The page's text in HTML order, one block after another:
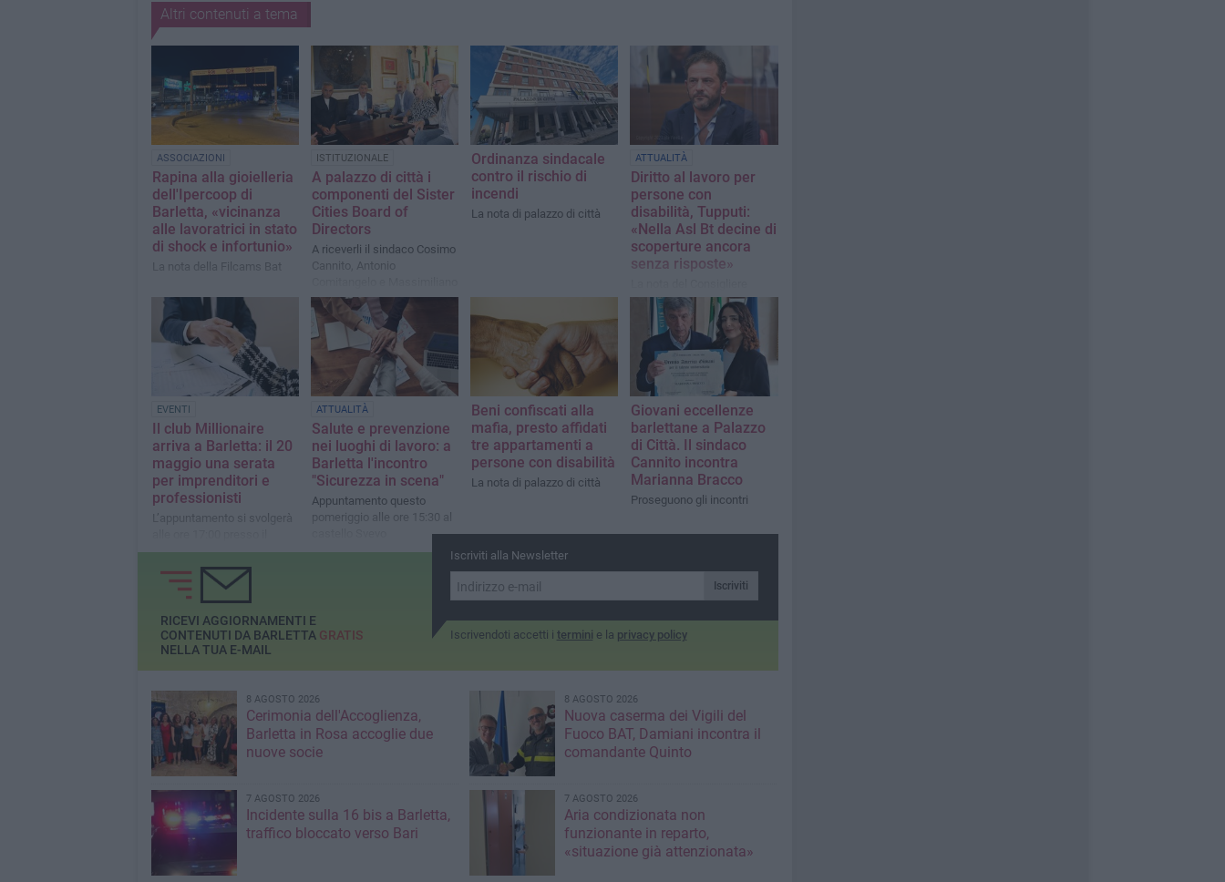
Altri contenuti a tema
ASSOCIAZIONI
Rapina alla gioielleria
dell'Ipercoop di
Barletta, «vicinanza
alle lavoratrici in stato
di shock e infortunio»
La nota della Filcams Bat
ISTITUZIONALE
A palazzo di città i
componenti del Sister
Cities Board of
Directors
A riceverli il sindaco Cosimo
Cannito, Antonio
Dileo
Ordinanza sindacale
contro il rischio di
incendi
La nota di palazzo di città
ATTUALITÀ
Diritto al lavoro per
persone con
disabilità, Tupputi:
«Nella Asl Bt decine di
scoperture ancora
senza risposte»
Comunale Vito Tupputi
EVENTI
Il club Millionaire
arriva a Barletta: il 20
maggio una serata
per imprenditori e
professionisti
L’appuntamento si svolgerà
Circolo Tennis “Hugo
ATTUALITÀ
Salute e prevenzione
nei luoghi di lavoro: a
Barletta l'incontro
"Sicurezza in scena"
Appuntamento questo
pomeriggio alle ore 15:30 al
Beni confiscati alla
mafia, presto affidati
tre appartamenti a
persone con disabilità
La nota di palazzo di città
Giovani eccellenze
barlettane a Palazzo
di Città. Il sindaco
Cannito incontra
Marianna Bracco
Proseguono gli incontri
Iscriviti alla Newsletter
Iscriviti
Iscrivendoti accetti i termini e la privacy policy
RICEVI AGGIORNAMENTI E
CONTENUTI DA BARLETTA GRATIS
NELLA TUA E-MAIL
8 AGOSTO 2026
Cerimonia dell'Accoglienza,
Barletta in Rosa accoglie due
nuove socie
8 AGOSTO 2026
Nuova caserma dei Vigili del
Fuoco BAT, Damiani incontra il
comandante Quinto
7 AGOSTO 2026
Incidente sulla 16 bis a Barletta,
traffico bloccato verso Bari
7 AGOSTO 2026
Aria condizionata non
funzionante in reparto,
«situazione già attenzionata»